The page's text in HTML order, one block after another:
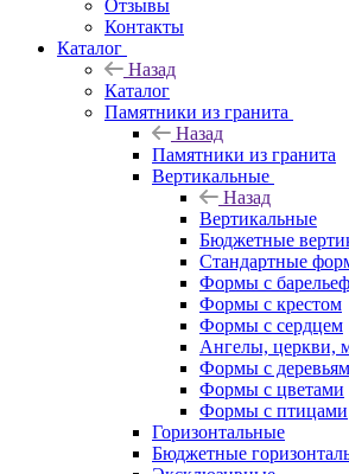
Отзывы
Контакты
Каталог
Назад
Каталог
Памятники из гранита
Назад
Памятники из гранита
Вертикальные
Назад
Вертикальные
Бюджетные
Стандартные
Формы с
Формы с крестом
Формы с сердцем
Ангелы, церкви,
Формы с
Формы с цветами
Формы с птицами
Горизонтальные
Бюджетные